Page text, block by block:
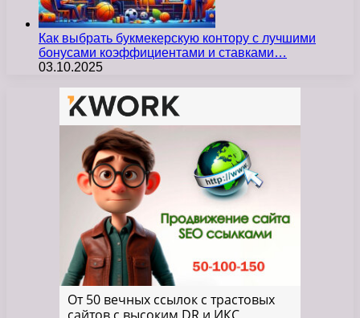
Как выбрать букмекерскую контору с лучшими
бонусами коэффициентами и ставками…
03.10.2025